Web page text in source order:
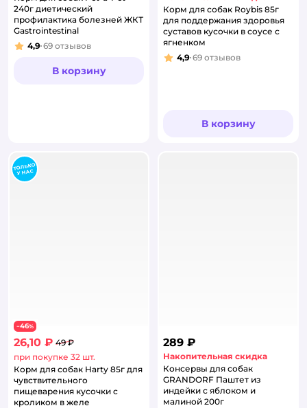
240г диетический
профилактика болезней ЖКТ
Gastrointestinal
Рейтинг:
4,9 69 отзывов
В корзину
Корм для собак Roybis 85г
для поддержания здоровья
суставов кусочки в соусе с
ягненком
Рейтинг:
4,9 69 отзывов
В корзину
−46%
26,10 ₽ 49 ₽
при покупке 32 шт.
Корм для собак Harty 85г для
чувствительного
пищеварения кусочки с
кроликом в желе
289 ₽
Накопительная скидка
Консервы для собак
GRANDORF Паштет из
индейки с яблоком и
малиной 200г